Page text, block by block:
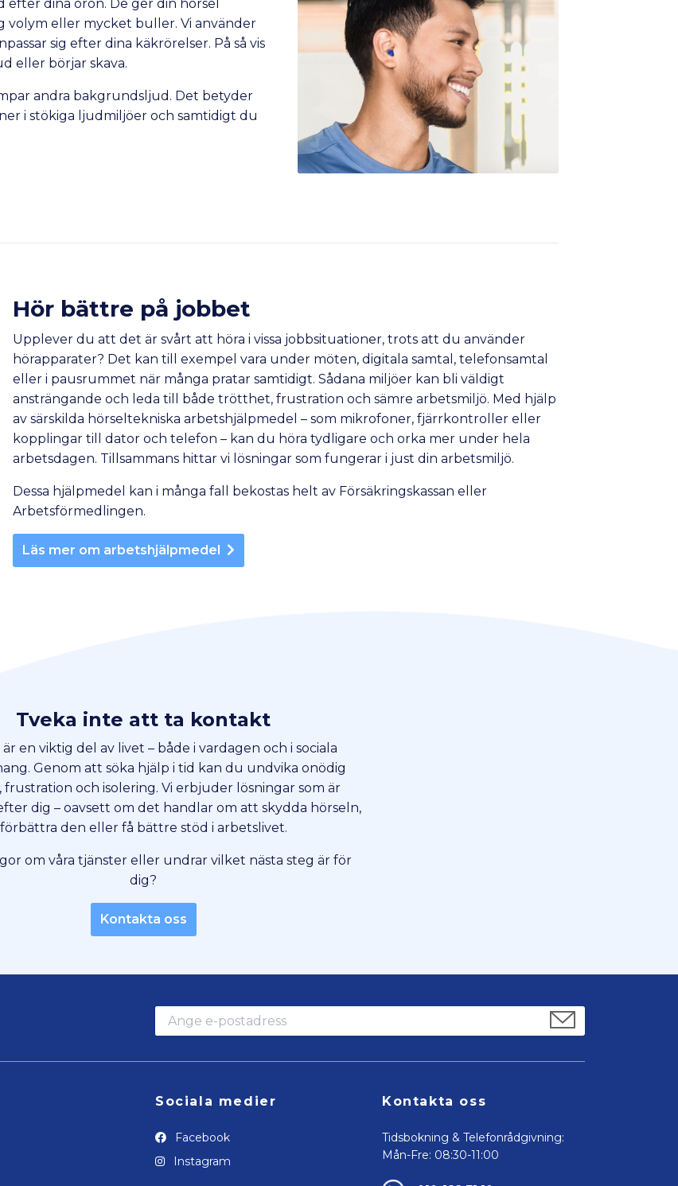
dina öron. De ger din hörsel
volym eller mycket buller. Vi använder
sig efter dina käkrörelser. På så vis
eller börjar skava.
andra bakgrundsljud. Det betyder
i stökiga ljudmiljöer och samtidigt du
Hör bättre på jobbet
Upplever du att det är svårt att höra i vissa jobbsituationer, trots att du använder
hörapparater? Det kan till exempel vara under möten, digitala samtal, telefonsamtal
eller i pausrummet när många pratar samtidigt. Sådana miljöer kan bli väldigt
ansträngande och leda till både trötthet, frustration och sämre arbetsmiljö. Med hjälp
av särskilda hörseltekniska arbetshjälpmedel – som mikrofoner, fjärrkontroller eller
kopplingar till dator och telefon – kan du höra tydligare och orka mer under hela
arbetsdagen. Tillsammans hittar vi lösningar som fungerar i just din arbetsmiljö.
Dessa hjälpmedel kan i många fall bekostas helt av Försäkringskassan eller
Arbetsförmedlingen.
Läs mer om arbetshjälpmedel
Tveka inte att ta kontakt
en viktig del av livet – både i vardagen och i sociala
Genom att söka hjälp i tid kan du undvika onödig
och isolering. Vi erbjuder lösningar som är
dig – oavsett om det handlar om att skydda hörseln,
förbättra den eller få bättre stöd i arbetslivet.
om våra tjänster eller undrar vilket nästa steg är för
dig?
Kontakta oss
Sociala medier
Facebook
Instagram
Kontakta oss
Tidsbokning & Telefonrådgivning:
Mån-Fre: 08:30-11:00